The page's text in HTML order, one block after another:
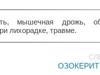
мышечная дрожь,
лихорадке, травме.